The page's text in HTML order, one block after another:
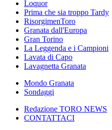
Loquor
Prima che sia troppo Tardy
RisorgimenToro
Granata dall'Europa
Gran Torino
La Leggenda e i Campioni
Lavata di Capo
Lavagnetta Granata
Mondo Granata
Sondaggi
Redazione TORO NEWS
CONTATTACI